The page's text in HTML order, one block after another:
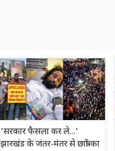
'सरकार फैसला कर ले...'
झारखंड के जंतर-मंतर से छात्रों का